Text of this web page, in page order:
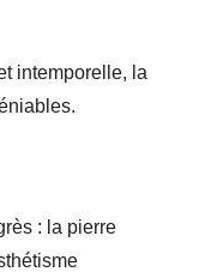
intemporelle, la
: la pierre